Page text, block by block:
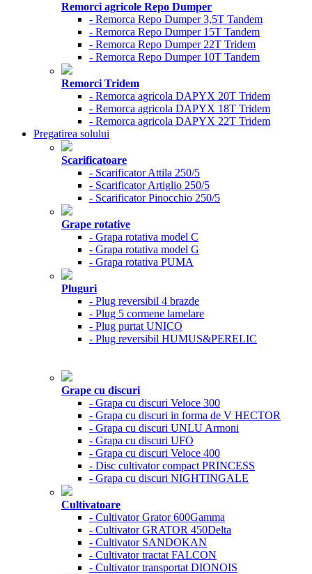
Remorci agricole Repo Dumper
- Remorca Repo Dumper 3,5T Tandem
- Remorca Repo Dumper 15T Tandem
- Remorca Repo Dumper 22T Tridem
- Remorca Repo Dumper 10T Tandem
Remorci Tridem
- Remorca agricola DAPYX 20T Tridem
- Remorca agricola DAPYX 18T Tridem
- Remorca agricola DAPYX 22T Tridem
Pregatirea solului
Scarificatoare
- Scarificator Attila 250/5
- Scarificator Artiglio 250/5
- Scarificator Pinocchio 250/5
Grape rotative
- Grapa rotativa model C
- Grapa rotativa model G
- Grapa rotativa PUMA
Pluguri
- Plug reversibil 4 brazde
- Plug 5 cormene lamelare
- Plug purtat UNICO
- Plug reversibil HUMUS&PERELIC
Grape cu discuri
- Grapa cu discuri Veloce 300
- Grapa cu discuri in forma de V HECTOR
- Grapa cu discuri UNLU Armoni
- Grapa cu discuri UFO
- Grapa cu discuri Veloce 400
- Disc cultivator compact PRINCESS
- Grapa cu discuri NIGHTINGALE
Cultivatoare
- Cultivator Grator 600Gamma
- Cultivator GRATOR 450Delta
- Cultivator SANDOKAN
- Cultivator tractat FALCON
- Cultivator transportat DIONOIS